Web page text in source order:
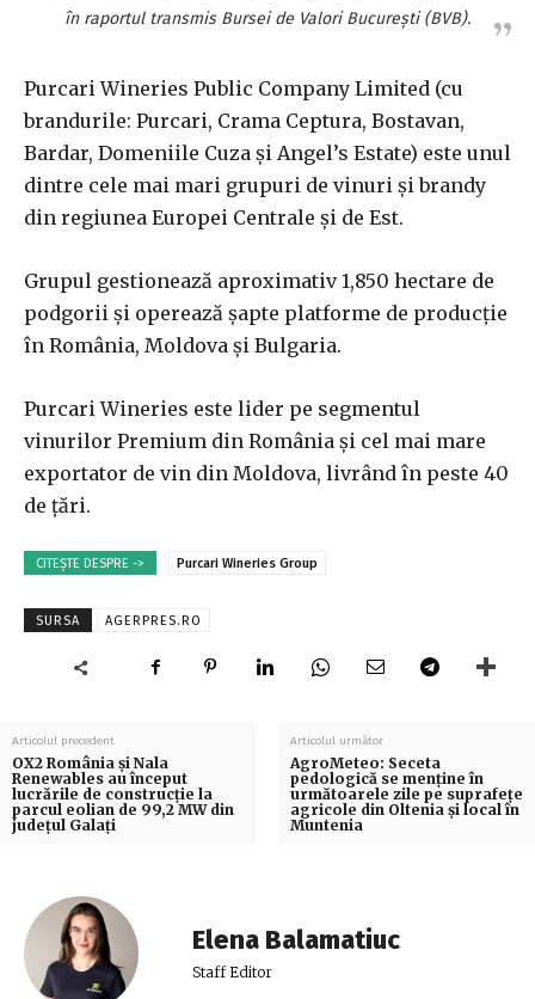
în raportul transmis Bursei de Valori Bucureşti (BVB).
Purcari Wineries Public Company Limited (cu
brandurile: Purcari, Crama Ceptura, Bostavan,
Bardar, Domeniile Cuza şi Angel’s Estate) este unul
dintre cele mai mari grupuri de vinuri şi brandy
din regiunea Europei Centrale şi de Est.
Grupul gestionează aproximativ 1,850 hectare de
podgorii şi operează şapte platforme de producţie
în România, Moldova şi Bulgaria.
Purcari Wineries este lider pe segmentul
vinurilor Premium din România şi cel mai mare
exportator de vin din Moldova, livrând în peste 40
de ţări.
CITEȘTE DESPRE -> Purcari Wineries Group
SURSA AGERPRES.RO
Articolul precedent
OX2 România şi Nala
Renewables au început
lucrările de construcţie la
parcul eolian de 99,2 MW din
judeţul Galaţi
Articolul următor
AgroMeteo: Seceta
pedologică se menţine în
următoarele zile pe suprafeţe
agricole din Oltenia şi local în
Muntenia
Elena Balamatiuc
Staff Editor